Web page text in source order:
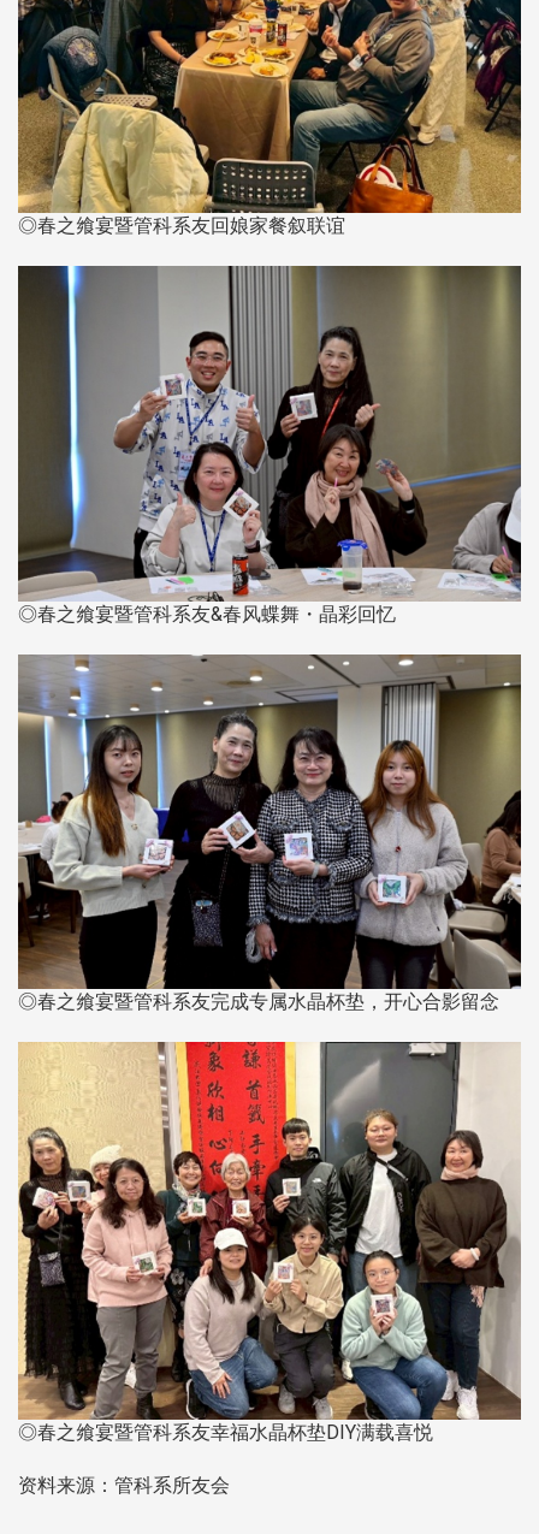
◎春之飨宴暨管科系友回娘家餐叙联谊
◎春之飨宴暨管科系友&春风蝶舞・晶彩回忆
◎春之飨宴暨管科系友完成专属水晶杯垫，开心合影留念
◎春之飨宴暨管科系友幸福水晶杯垫DIY满载喜悦
资料来源：管科系所友会